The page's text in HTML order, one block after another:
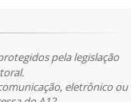
pela legislação
eletrônico ou